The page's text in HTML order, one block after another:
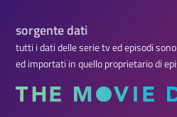
sorgente dati
tutti i dati delle serie tv ed episodi
ed importati in quello proprietario di